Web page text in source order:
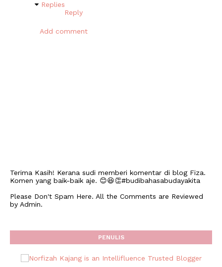
Replies
Reply
Add comment
Terima Kasih! Kerana sudi memberi komentar di blog Fiza.
Komen yang baik-baik aje. 😊😆👏#budibahasabudayakita
Please Don't Spam Here. All the Comments are Reviewed
by Admin.
PENULIS